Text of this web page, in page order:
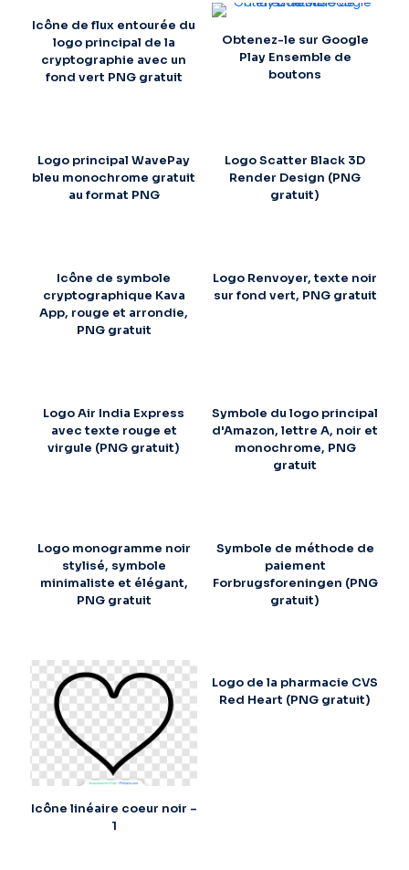
Icône de flux entourée du
logo principal de la
cryptographie avec un
fond vert PNG gratuit
Obtenez-le sur Google
Play Ensemble de
boutons
Logo principal WavePay
bleu monochrome gratuit
au format PNG
Logo Scatter Black 3D
Render Design (PNG
gratuit)
Icône de symbole
cryptographique Kava
App, rouge et arrondie,
PNG gratuit
Logo Renvoyer, texte noir
sur fond vert, PNG gratuit
Logo Air India Express
avec texte rouge et
virgule (PNG gratuit)
Symbole du logo principal
d'Amazon, lettre A, noir et
monochrome, PNG
gratuit
Logo monogramme noir
stylisé, symbole
minimaliste et élégant,
PNG gratuit
Symbole de méthode de
paiement
Forbrugsforeningen (PNG
gratuit)
Icône linéaire coeur noir –
1
Logo de la pharmacie CVS
Red Heart (PNG gratuit)